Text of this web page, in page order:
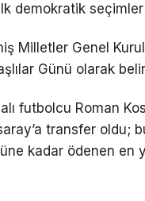
demokratik seçimler
Milletler Genel
Günü olarak
futbolcu Roman
transfer oldu;
kadar ödenen en